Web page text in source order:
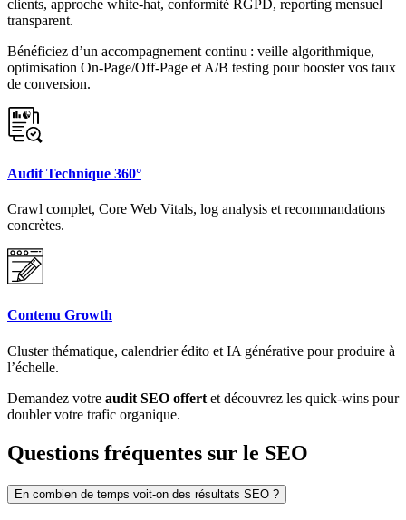
clients, approche white‑hat, conformité RGPD, reporting mensuel
transparent.
Bénéficiez d’un accompagnement continu : veille algorithmique,
optimisation On‑Page/Off‑Page et A/B testing pour booster vos taux
de conversion.
Audit Technique 360°
Crawl complet, Core Web Vitals, log analysis et recommandations
concrètes.
Contenu Growth
Cluster thématique, calendrier édito et IA générative pour produire à
l’échelle.
Demandez votre audit SEO offert et découvrez les quick‑wins pour
doubler votre trafic organique.
Questions fréquentes sur le SEO
En combien de temps voit-on des résultats SEO ?